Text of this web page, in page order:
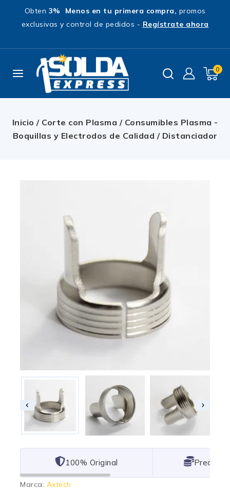
Obten 3% Menos en tu primera compra, promos
exclusivas y control de pedidos - Regístrate ahora
0
Inicio / Corte con Plasma / Consumibles Plasma -
Boquillas y Electrodos de Calidad / Distanciador
101% Original Lowest
Marca: Axtech